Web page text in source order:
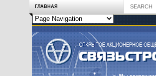
ГЛАВНАЯ